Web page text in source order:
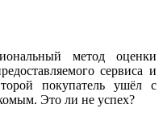
метод оценки
сервиса и
покупатель ушёл с
Это ли не успех?